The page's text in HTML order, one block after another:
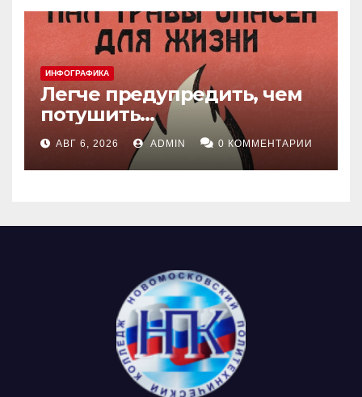
ИНФОГРАФИКА
Легче предупредить, чем
потушить…
АВГ 6, 2026 ADMIN 0 КОММЕНТАРИИ